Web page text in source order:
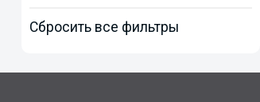
Сбросить все фильтры